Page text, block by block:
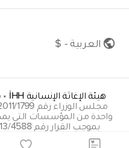
العربية - $
هيئة الإغاثة الإنسانية İHH •
واحدة من المؤسسات التي
بموجب القرار رقم 2013/4588 والصادر بتاريخ 01.04.2013